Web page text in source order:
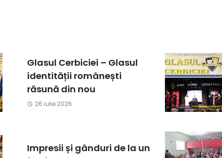
Glasul Cerbiciei – Glasul
identității românești
răsună din nou
26 iulie 2026
Impresii și gânduri de la un